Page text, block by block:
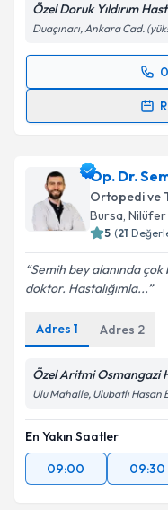
Özel Doruk Yıldırım
Duaçınarı, Ankara Cad.
Randevu
takvim
E-posta Adresiniz
Kişisel
kapsamda
Op. Dr.
Ortopedi ve
Bursa, Nilüfer
5 (21
Semih bey alanında
doktor. Hastalığımla...
Adres 1 Adres 2
Özel Aritmi Osmangazi
Ulu Mahalle, Ulubatlı Hasan
En Yakın Saatler
09:00
09:30